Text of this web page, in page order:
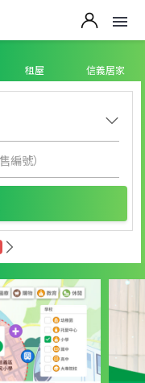
租屋 信義居家